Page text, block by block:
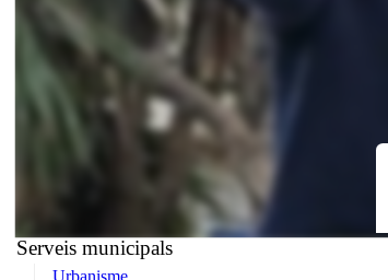
Serveis municipals
Urbanisme